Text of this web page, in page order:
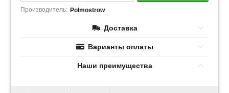
Производитель: Polmostrow
Доставка
Варианты оплаты
Наши преимущества